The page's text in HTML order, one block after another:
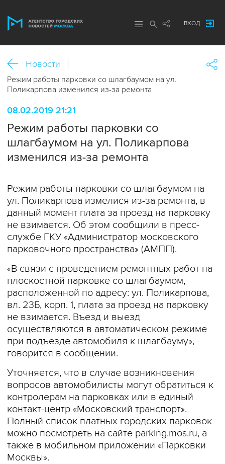
ВХОД
Новости
Режим работы парковки со шлагбаумом на ул.
Поликарпова изменился из-за ремонта
08.02.2019 21:21
Режим работы парковки со
шлагбаумом на ул. Поликарпова
изменился из-за ремонта
Режим работы парковки со шлагбаумом на
ул. Поликарпова измелися из-за ремонта, в
данный момент плата за проезд на парковку
не взимается. Об этом сообщили в пресс-
службе ГКУ «Администратор московского
парковочного пространства» (АМПП).
«В связи с проведением ремонтных работ на
плоскостной парковке со шлагбаумом,
расположенной по адресу: ул. Поликарпова,
вл. 23Б, корп. 1, плата за проезд на парковку
не взимается. Въезд и выезд
осуществляются в автоматическом режиме
при подъезде автомобиля к шлагбауму», -
говорится в сообщении.
Уточняется, что в случае возникновения
вопросов автомобилисты могут обратиться к
контролерам на парковках или в единый
контакт-центр «Московский транспорт».
Полный список платных городских парковок
можно посмотреть на сайте parking.mos.ru, а
также в мобильном приложении «Парковки
Москвы».